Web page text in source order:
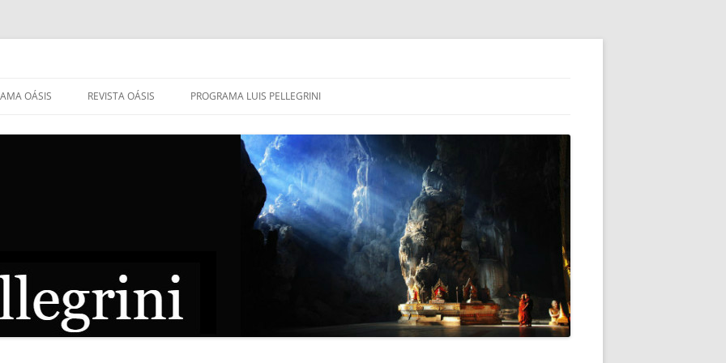
OÁSIS REVISTA OÁSIS PROGRAMA LUIS PELLEGRINI